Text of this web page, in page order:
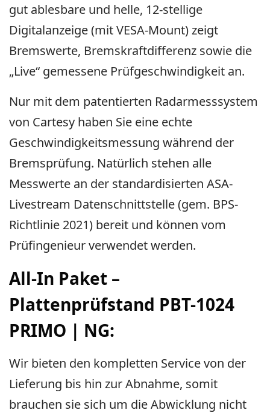
gut ablesbare und helle, 12-stellige
Digitalanzeige (mit VESA-Mount) zeigt
Bremswerte, Bremskraftdifferenz sowie die
„Live“ gemessene Prüfgeschwindigkeit an.
Nur mit dem patentierten Radarmesssystem
von Cartesy haben Sie eine echte
Geschwindigkeitsmessung während der
Bremsprüfung. Natürlich stehen alle
Messwerte an der standardisierten ASA-
Livestream Datenschnittstelle (gem. BPS-
Richtlinie 2021) bereit und können vom
Prüfingenieur verwendet werden.
All-In Paket –
Plattenprüfstand PBT-1024
PRIMO | NG:
Wir bieten den kompletten Service von der
Lieferung bis hin zur Abnahme, somit
brauchen sie sich um die Abwicklung nicht